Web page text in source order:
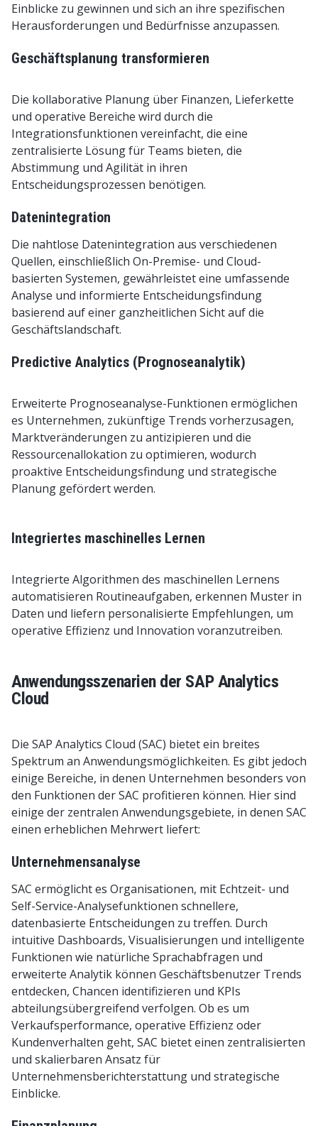
Einblicke zu gewinnen und sich an ihre spezifischen
Herausforderungen und Bedürfnisse anzupassen.
Geschäftsplanung transformieren
Die kollaborative Planung über Finanzen, Lieferkette
und operative Bereiche wird durch die
Integrationsfunktionen vereinfacht, die eine
zentralisierte Lösung für Teams bieten, die
Abstimmung und Agilität in ihren
Entscheidungsprozessen benötigen.
Datenintegration
Die nahtlose Datenintegration aus verschiedenen
Quellen, einschließlich On-Premise- und Cloud-
basierten Systemen, gewährleistet eine umfassende
Analyse und informierte Entscheidungsfindung
basierend auf einer ganzheitlichen Sicht auf die
Geschäftslandschaft.
Predictive Analytics (Prognoseanalytik)
Erweiterte Prognoseanalyse-Funktionen ermöglichen
es Unternehmen, zukünftige Trends vorherzusagen,
Marktveränderungen zu antizipieren und die
Ressourcenallokation zu optimieren, wodurch
proaktive Entscheidungsfindung und strategische
Planung gefördert werden.
Integriertes maschinelles Lernen
Integrierte Algorithmen des maschinellen Lernens
automatisieren Routineaufgaben, erkennen Muster in
Daten und liefern personalisierte Empfehlungen, um
operative Effizienz und Innovation voranzutreiben.
Anwendungsszenarien der SAP Analytics
Cloud
Die SAP Analytics Cloud (SAC) bietet ein breites
Spektrum an Anwendungsmöglichkeiten. Es gibt jedoch
einige Bereiche, in denen Unternehmen besonders von
den Funktionen der SAC profitieren können. Hier sind
einige der zentralen Anwendungsgebiete, in denen SAC
einen erheblichen Mehrwert liefert:
Unternehmensanalyse
SAC ermöglicht es Organisationen, mit Echtzeit- und
Self-Service-Analysefunktionen schnellere,
datenbasierte Entscheidungen zu treffen. Durch
intuitive Dashboards, Visualisierungen und intelligente
Funktionen wie natürliche Sprachabfragen und
erweiterte Analytik können Geschäftsbenutzer Trends
entdecken, Chancen identifizieren und KPIs
abteilungsübergreifend verfolgen. Ob es um
Verkaufsperformance, operative Effizienz oder
Kundenverhalten geht, SAC bietet einen zentralisierten
und skalierbaren Ansatz für
Unternehmensberichterstattung und strategische
Einblicke.